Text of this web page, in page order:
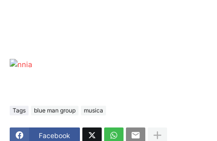
Tags blue man group musica
Facebook